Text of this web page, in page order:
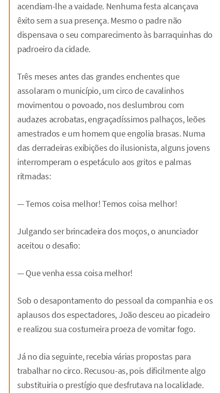
acendiam-lhe a vaidade. Nenhuma festa alcançava
êxito sem a sua presença. Mesmo o padre não
dispensava o seu comparecimento às barraquinhas do
padroeiro da cidade.
Três meses antes das grandes enchentes que
assolaram o município, um circo de cavalinhos
movimentou o povoado, nos deslumbrou com
audazes acrobatas, engraçadíssimos palhaços, leões
amestrados e um homem que engolia brasas. Numa
das derradeiras exibições do ilusionista, alguns jovens
interromperam o espetáculo aos gritos e palmas
ritmadas:
— Temos coisa melhor! Temos coisa melhor!
Julgando ser brincadeira dos moços, o anunciador
aceitou o desafio:
— Que venha essa coisa melhor!
Sob o desapontamento do pessoal da companhia e os
aplausos dos espectadores, João desceu ao picadeiro
e realizou sua costumeira proeza de vomitar fogo.
Já no dia seguinte, recebia várias propostas para
trabalhar no circo. Recusou-as, pois dificilmente algo
substituiria o prestígio que desfrutava na localidade.